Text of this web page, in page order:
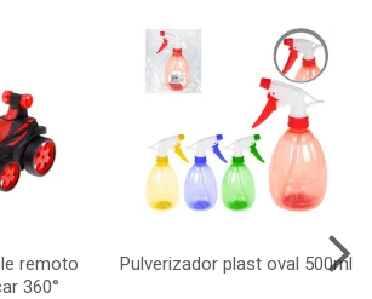
remoto
360°
Pulverizador plast oval 500ml